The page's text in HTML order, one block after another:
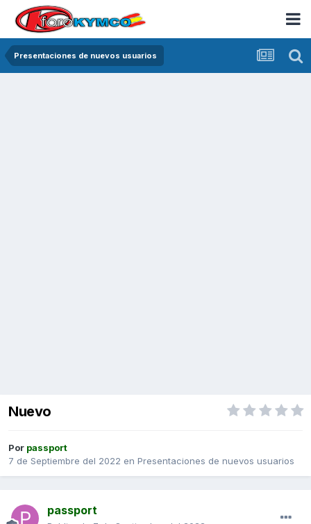
Presentaciones de nuevos usuarios
Nuevo
Por passport
7 de Septiembre del 2022 en Presentaciones de nuevos usuarios
passport